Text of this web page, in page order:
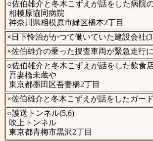
○佐伯雄介と冬木こずえが話をした病院
相模原協同病院
神奈川県相模原市緑区橋本2丁目
×日下怜治がかつて働いていた建設会社
×佐伯雄介の乗った捜査車両が緊急走行
○佐伯雄介と冬木こずえが話をした飲食
吾妻橋未蔵や
東京都墨田区吾妻橋2丁目
×佐伯雄介と冬木こずえが話をしたガー
○護送トンネル(5,6)
吹上トンネル
東京都青梅市黒沢2丁目